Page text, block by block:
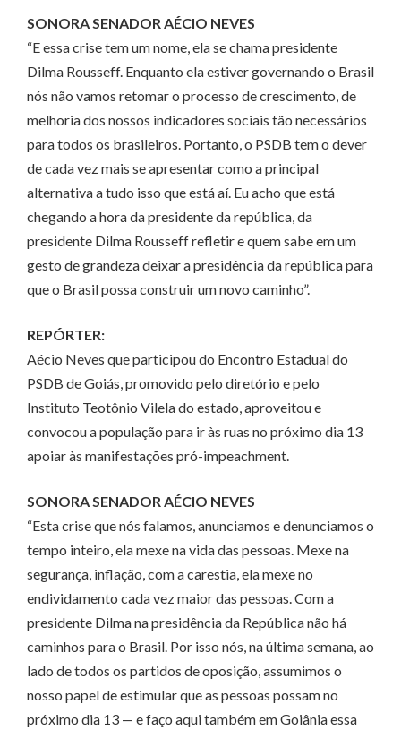
SONORA SENADOR AÉCIO NEVES
“E essa crise tem um nome, ela se chama presidente
Dilma Rousseff. Enquanto ela estiver governando o Brasil
nós não vamos retomar o processo de crescimento, de
melhoria dos nossos indicadores sociais tão necessários
para todos os brasileiros. Portanto, o PSDB tem o dever
de cada vez mais se apresentar como a principal
alternativa a tudo isso que está aí. Eu acho que está
chegando a hora da presidente da república, da
presidente Dilma Rousseff refletir e quem sabe em um
gesto de grandeza deixar a presidência da república para
que o Brasil possa construir um novo caminho”.
REPÓRTER:
Aécio Neves que participou do Encontro Estadual do
PSDB de Goiás, promovido pelo diretório e pelo
Instituto Teotônio Vilela do estado, aproveitou e
convocou a população para ir às ruas no próximo dia 13
apoiar às manifestações pró-impeachment.
SONORA SENADOR AÉCIO NEVES
“Esta crise que nós falamos, anunciamos e denunciamos o
tempo inteiro, ela mexe na vida das pessoas. Mexe na
segurança, inflação, com a carestia, ela mexe no
endividamento cada vez maior das pessoas. Com a
presidente Dilma na presidência da República não há
caminhos para o Brasil. Por isso nós, na última semana, ao
lado de todos os partidos de oposição, assumimos o
nosso papel de estimular que as pessoas possam no
próximo dia 13 — e faço aqui também em Goiânia essa